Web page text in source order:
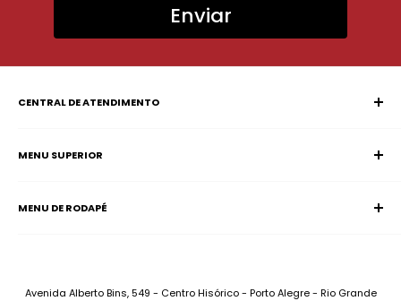
Enviar
CENTRAL DE ATENDIMENTO
SAC (Serviço de Atendimento ao Consumidor)
Whatsapp:(51) 99227-3667
MENU SUPERIOR
Notebooks
Montamos seu PC
MENU DE RODAPÉ
Sobre Assistência Técnica
Avenida Alberto Bins, 549 - Centro Hisórico - Porto Alegre - Rio Grande